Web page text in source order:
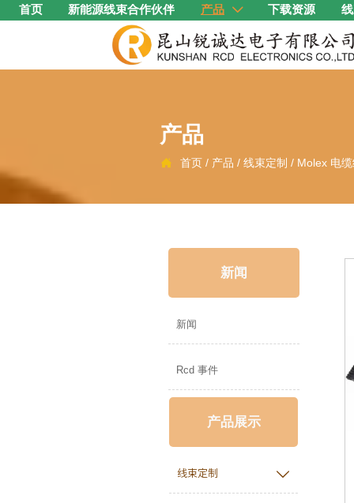
首页 新能源线束合作伙伴 产品  下载资源
产品
 首页 / 产品 /线束定制 / Molex 电
新闻
新闻
Rcd 事件
产品展示
线束定制 